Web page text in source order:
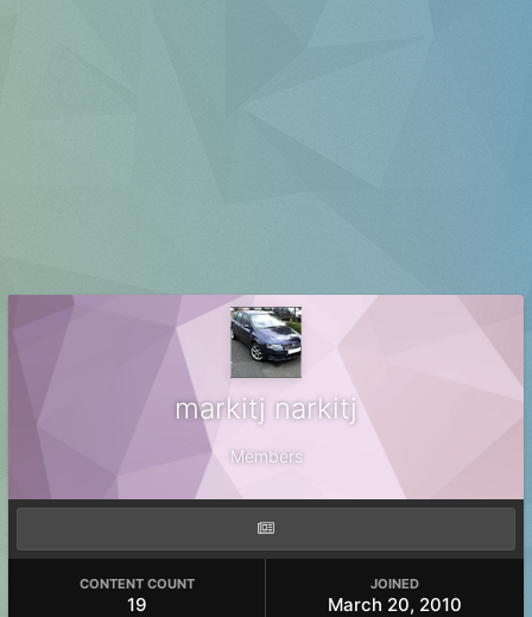
markitj narkitj
Members
CONTENT COUNT
19
JOINED
March 20, 2010